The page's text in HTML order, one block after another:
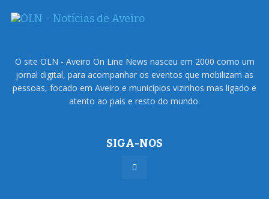
O site OLN - Aveiro On Line News nasceu em 2000 como um
jornal digital, para acompanhar os eventos que mobilizam as
pessoas, focado em Aveiro e municípios vizinhos mas ligado e
atento ao país e resto do mundo.
SIGA-NOS